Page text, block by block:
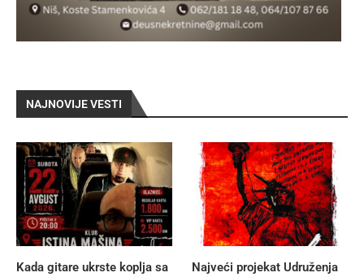
NAJNOVIJE VESTI
Kada gitare ukrste koplja sa
Najveći projekat Udruženja